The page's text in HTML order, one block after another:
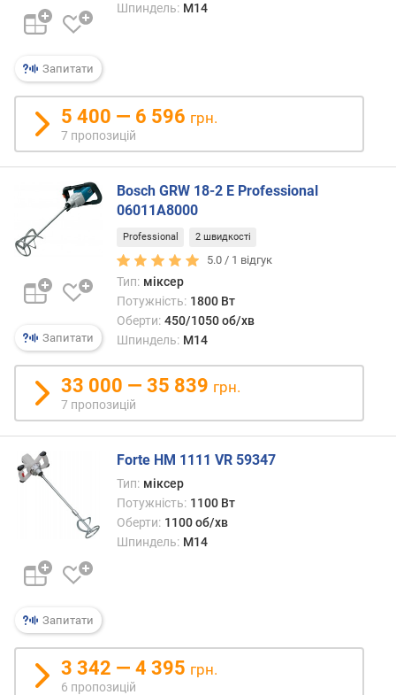
е
в
х
з
а
в
і
у
к
м
и
з
а
д
а
т
о
д
о
н
з
а
к
Запитати
Шпиндель: M14
5 400 — 6 596 грн.
7 пропозицій
Запитати
Bosch GRW 18-2 E Professional
06011A8000
Professional 2 швидкості
5.0 / 1 відгук
Тип: міксер
Потужність: 1800 Вт
Оберти: 450/1050 об/хв
Шпиндель: M14
33 000 — 35 839 грн.
7 пропозицій
Запитати
Forte HM 1111 VR 59347
Тип: міксер
Потужність: 1100 Вт
Оберти: 1100 об/хв
Шпиндель: M14
3 342 — 4 395 грн.
6 пропозицій